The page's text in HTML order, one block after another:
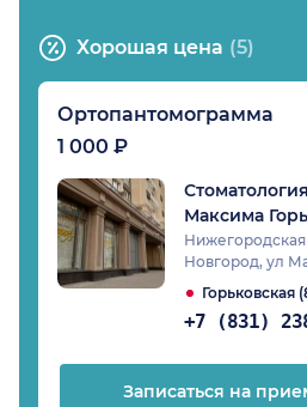
Хорошая цена (5)
Ортопантомограмма
1 000 ₽
Максима
Новгород, ул
Горьковская
Записаться на